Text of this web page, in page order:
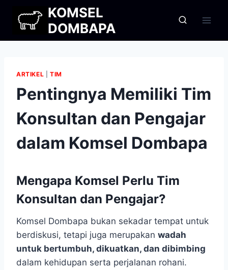
KOMSEL
DOMBAPA
ARTIKEL TIM
Pentingnya Memiliki Tim
Konsultan dan Pengajar
dalam Komsel Dombapa
Mengapa Komsel Perlu Tim
Konsultan dan Pengajar?
Komsel Dombapa bukan sekadar tempat untuk
berdiskusi, tetapi juga merupakan wadah
untuk bertumbuh, dikuatkan, dan dibimbing
dalam kehidupan serta perjalanan rohani.